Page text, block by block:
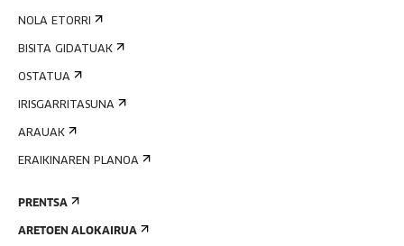
NOLA ETORRI
BISITA GIDATUAK
OSTATUA
IRISGARRITASUNA
ARAUAK
ERAIKINAREN PLANOA
PRENTSA
ARETOEN ALOKAIRUA